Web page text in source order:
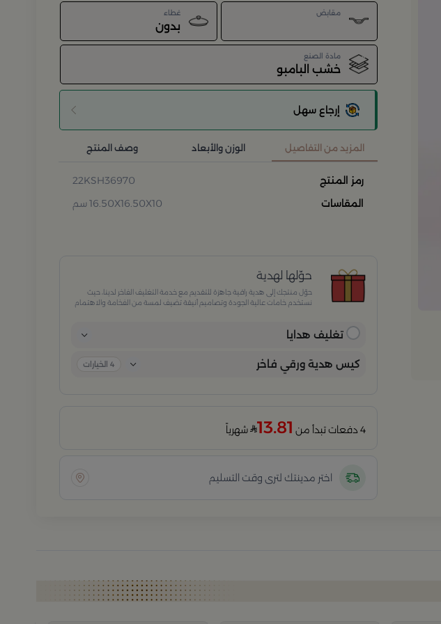
مقابض غطاء
بدون
مادة الصنع
خشب البامبو
إرجاع سهل
المزيد من التفاصيل
رمز المنتج
22KSH36970
المقاسات
16.50X16.50X10 سم
الوزن والأبعاد وصف المنتج
حوّلها لهدية
حوّل منتجك إلى هدية راقية جاهزة للتقديم مع خدمة التغليف الفاخر لدينا، حيث
نستخدم خامات عالية الجودة وتصاميم أنيقة تضيف لمسة من الفخامة والاهتمام
تغليف هدايا
كيس هدية ورقي فاخر 4الخيارات
4 دفعات تبدأ من 13.81 شهرياً
اختر مدينتك لترى وقت التسليم